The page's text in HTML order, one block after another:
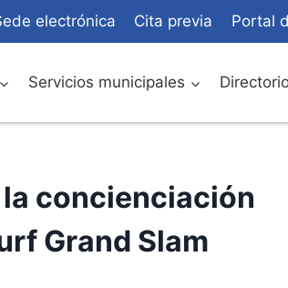
electrónica Cita previa Portal
Servicios municipales
la concienciación
Grand Slam